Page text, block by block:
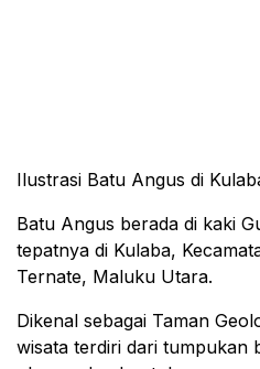
Ilustrasi Batu Angus di
Batu Angus berada di kaki
tepatnya di Kulaba,
Ternate, Maluku Utara.
Dikenal sebagai Taman
wisata terdiri dari tumpukan